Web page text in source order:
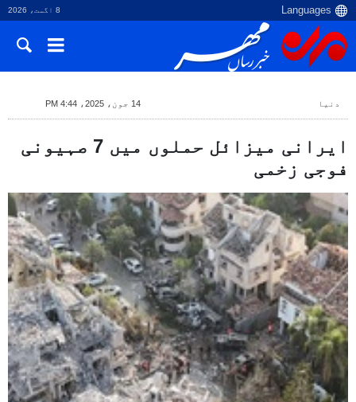
8 اگست، 2026
دنیا 14 جون، 2025، 4:44 PM
ایرانی میزائل حملوں میں 7 صہیونی
فوجی زخمی